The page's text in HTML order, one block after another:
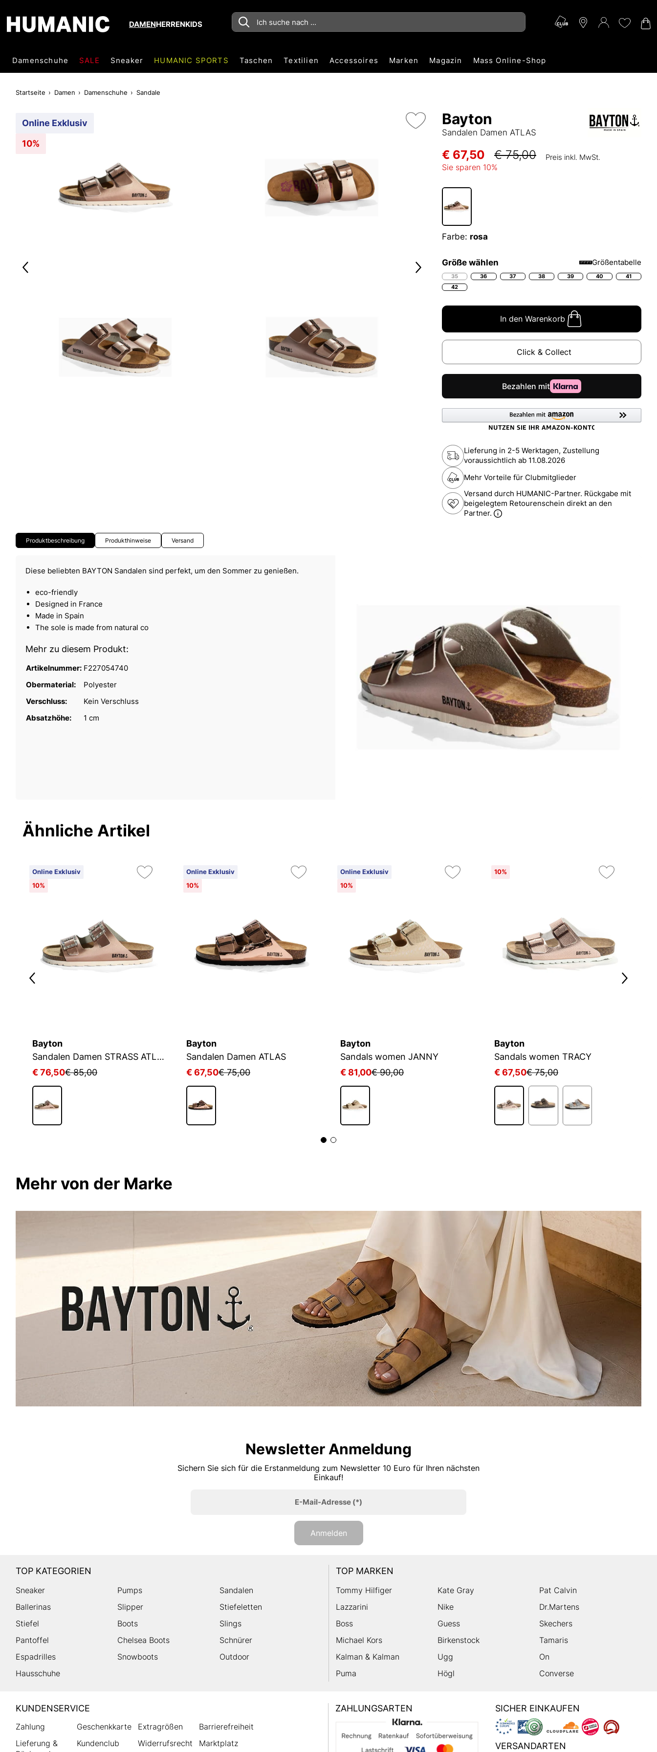
DAMENHERRENKIDS
Damenschuhe SALE Sneaker HUMANIC SPORTS Taschen Textilien Accessoires Marken Magazin Mass Online-Shop
Startseite Damen Damenschuhe Sandale
Online Exklusiv
10%
Bayton
Sandalen Damen ATLAS
€ 67,50 € 75,00 Preis inkl. MwSt.
Sie sparen 10%
Farbe: rosa
Größe wählen Größentabelle
35 36 37 38 39 40
41
42
In den Warenkorb
Click & Collect
Lieferung in 2-5 Werktagen, Zustellung
voraussichtlich ab 11.08.2026
Mehr Vorteile für Clubmitglieder
Versand durch HUMANIC-Partner. Rückgabe mit
beigelegtem Retourenschein direkt an den
Partner.
Produktbeschreibung Produkthinweise Versand
Diese beliebten BAYTON Sandalen sind perfekt, um den Sommer zu genießen.
eco-friendly
Designed in France
Made in Spain
The sole is made from natural co
Mehr zu diesem Produkt:
Artikelnummer: F227054740
Obermaterial:
Polyester
Verschluss:
Kein Verschluss
Absatzhöhe:
1 cm
Ähnliche Artikel
Online Exklusiv
10%
Bayton
Sandalen Damen STRASS ATLAS
€ 76,50€ 85,00
Online Exklusiv
10%
Bayton
Sandalen Damen ATLAS
€ 67,50€ 75,00
Online Exklusiv
10%
Bayton
Sandals women JANNY
€ 81,00€ 90,00
10%
Bayton
Sandals women TRACY
€ 67,50€ 75,00
Mehr von der Marke
Newsletter Anmeldung
Sichern Sie sich für die Erstanmeldung zum Newsletter 10 Euro für Ihren nächsten
Einkauf!
E-Mail-Adresse(*)
Anmelden
TOP KATEGORIEN
Sneaker Pumps
Sandalen
Ballerinas
Slipper
Stiefeletten
Stiefel
Boots
Slings
Pantoffel
Chelsea Boots
Schnürer
Espadrilles
Snowboots
Outdoor
Hausschuhe
TOP MARKEN
Tommy Hilfiger Kate Gray
Pat Calvin
Lazzarini
Nike
Dr.Martens
Boss
Guess
Skechers
Michael Kors
Birkenstock
Tamaris
Kalman & Kalman
Ugg
On
Puma
Högl Converse
HUMANIC
Footer
KUNDENSERVICE
Zahlung
Lieferung &
Geschenkkarte
Kundenclub
Extragrößen
Widerrufsrecht
Barrierefreiheit
Marktplatz
ZAHLUNGSARTEN SICHER EINKAUFEN
VERSANDARTEN